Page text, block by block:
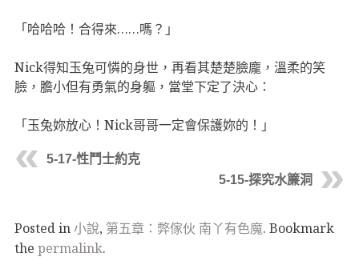
「哈哈哈！合得來……嗎？」
Nick得知玉兔可憐的身世，再看其楚楚臉龐，溫柔的笑
臉，膽小但有勇氣的身軀，當堂下定了決心：
「玉兔妳放心！Nick哥哥一定會保護妳的！」
5-17-性鬥士約克
5-15-探究水簾洞
Posted in小說, 第五章：弊傢伙 南丫有色魔. Bookmark
the permalink.